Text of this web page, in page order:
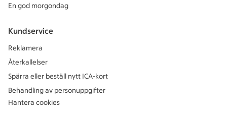
En god morgondag
Kundservice
Reklamera
Återkallelser
Spärra eller beställ nytt ICA-kort
Behandling av personuppgifter
Hantera cookies